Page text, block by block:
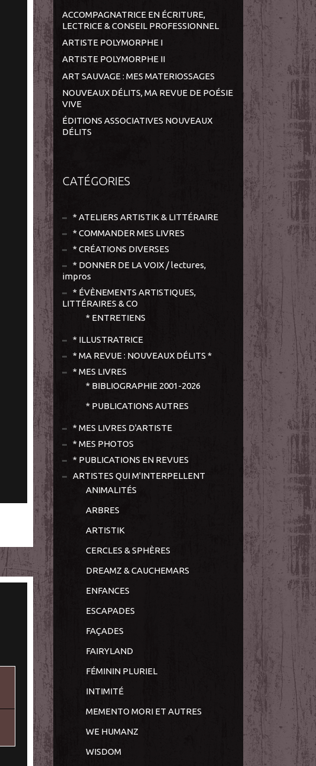
ACCOMPAGNATRICE EN ÉCRITURE,
LECTRICE & CONSEIL PROFESSIONNEL
ARTISTE POLYMORPHE I
ARTISTE POLYMORPHE II
ART SAUVAGE : MES MATERIOSSAGES
NOUVEAUX DÉLITS, MA REVUE DE POÉSIE
VIVE
ÉDITIONS ASSOCIATIVES NOUVEAUX
DÉLITS
CATÉGORIES
* ATELIERS ARTISTIK & LITTÉRAIRE
* COMMANDER MES LIVRES
* CRÉATIONS DIVERSES
* DONNER DE LA VOIX / lectures,
impros
* ÉVÈNEMENTS ARTISTIQUES,
LITTÉRAIRES & CO
* ENTRETIENS
* ILLUSTRATRICE
* MA REVUE : NOUVEAUX DÉLITS *
* MES LIVRES
* BIBLIOGRAPHIE 2001-2026
* PUBLICATIONS AUTRES
* MES LIVRES D'ARTISTE
* MES PHOTOS
* PUBLICATIONS EN REVUES
ARTISTES QUI M'INTERPELLENT
ANIMALITÉS
ARBRES
ARTISTIK
CERCLES & SPHÈRES
DREAMZ & CAUCHEMARS
ENFANCES
ESCAPADES
FAÇADES
FAIRYLAND
FÉMININ PLURIEL
INTIMITÉ
MEMENTO MORI ET AUTRES
WE HUMANZ
WISDOM